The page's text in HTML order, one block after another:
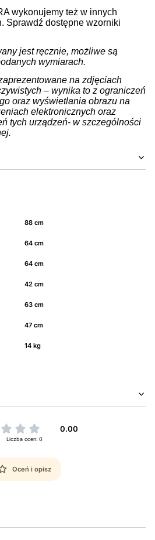
wykonujemy też w innych
Sprawdź dostępne wzorniki
jest ręcznie, możliwe są
wymiarach.
na zdjęciach
– wynika to z ograniczeń
oraz wyświetlania obrazu na
elektronicznych oraz
tych urządzeń- w szczególności
88 cm
64 cm
64 cm
42 cm
63 cm
47 cm
14 kg
0.00
Liczba ocen: 0
Oceń i opisz